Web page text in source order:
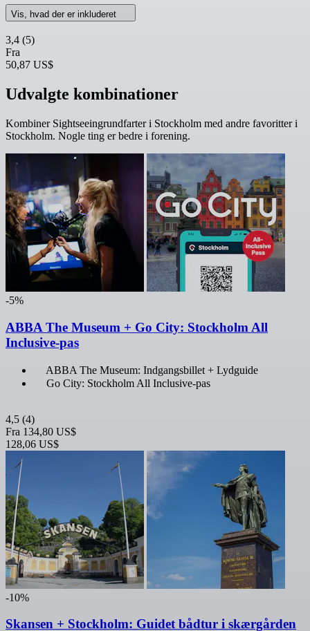
Vis, hvad der er inkluderet
3,4 (5)
Fra
50,87 US$
Udvalgte kombinationer
Kombiner Sightseeingrundfarter i Stockholm med andre favoritter i
Stockholm. Nogle ting er bedre i forening.
-5%
ABBA The Museum + Go City: Stockholm All
Inclusive-pas
ABBA The Museum: Indgangsbillet + Lydguide
Go City: Stockholm All Inclusive-pas
4,5 (4)
Fra 134,80 US$
128,06 US$
-10%
Skansen + Stockholm: Guidet bådtur i skærgården